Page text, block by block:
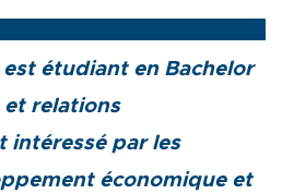
étudiant en Bachelor
et relations
intéressé par les
économique et